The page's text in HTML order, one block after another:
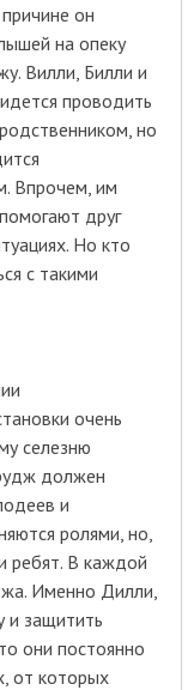
он
на опеку
Вилли, Билли и
проводить
но
Впрочем, им
друг
Но кто
с такими
очень
селезню
должен
и
ролями, но,
ребят. В каждой
Именно Дилли,
и защитить
они постоянно
от которых